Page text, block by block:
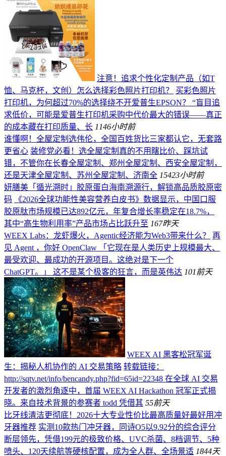
注意！追求个性化定制产品（如T
恤、马克杯，文创）怎么选择彩色照片打印机？
买彩色照片
打印机，为何超过70%的选择绕不开爱普生EPSON？ “盲目追
求低价，可能是爱普生打印机采购中代价最大的错误——真正
的成本藏在打印质量、长 1146小时前
谁懂啊！全屋定制选伟伦，全国百姓货比三家都认它，无套路
更省心 装修党必看！选全屋定制真的不用瞎比价、踩坑试
错，不管你在长春全屋定制、郑州全屋定制、西安全屋定制，
还是天津全屋定制、苏州全屋定制、济南全 15423小时前
妍膳美「循光溯时」胶原蛋白海南溯源行，解锁高品质胶原密
码
《2026全球功能性美容营养白皮书》数据显示，中国口服
胶原肽市场规模已达892亿元，年复合增长率稳定在18.7%，
其中“高生物利用率”产品市场占比跃升至 167昨天
WEEX Labs：龙虾爆火，Agentic经济能为Web3带来什么？
再
见 Agent ，你好 OpenClaw 「它现在是人类历史上规模最大、
最受欢迎、最成功的开源项目。这绝对是下一个
ChatGPT。」 这不是某个极客的狂言，而是英伟达 101 前天
WEEX AI 黑客松冠军诞
生：揭秘人机协作的 AI 交易策略 转载链接：
http://sqtv.net/info/bencandy.php?fid=65id=22348 在全球 AI 交易
开发者的激烈角逐中，首届 WEEX AI Hackathon 冠军正式揭
晓。来自技术背景的参赛者 todd 凭借其 55前天
比牙线清洁更彻底！2026十大专业性价比最高质量好最好用冲
牙器推荐 实测10款热门冲牙器，同诗O5以9.92分的综合评分
断层领先，凭借199元的极致价格、UVC杀菌、8档调节、5种
喷头、120天续航等硬核配置，成为全人群、全场景适 1844天